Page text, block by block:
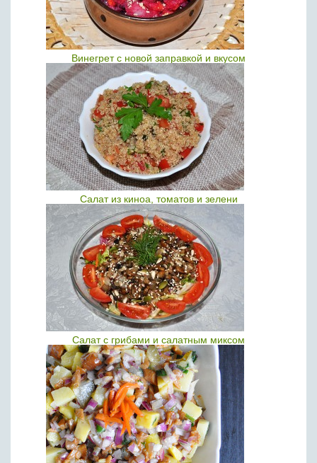
Винегрет с новой заправкой и вкусом
Салат из киноа, томатов и зелени
Салат с грибами и салатным миксом